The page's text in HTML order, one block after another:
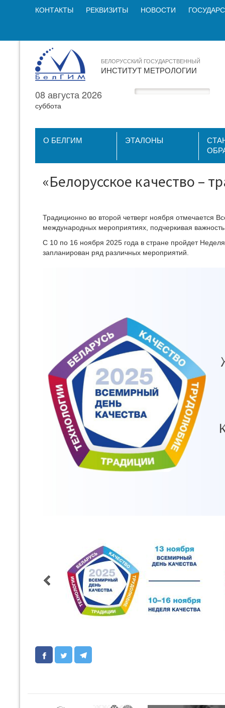
КОНТАКТЫ РЕКВИЗИТЫ НОВОСТИ
БЕЛОРУССКИЙ ГОСУДАРСТВЕННЫЙ
ИНСТИТУТ МЕТРОЛОГИИ
08 августа 2026
суббота
О БЕЛГИМ ЭТАЛОНЫ
«Белорусское качество –
Традиционно во второй четверг ноября отмечается
международных мероприятиях, подчеркивая
С 10 по 16 ноября 2025 года в стране пройдет
запланирован ряд различных мероприятий.